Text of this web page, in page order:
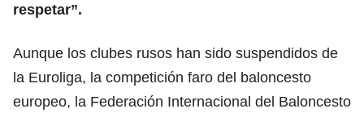
respetar”.
Aunque los clubes rusos han sido suspendidos de
la Euroliga, la competición faro del baloncesto
europeo, la Federación Internacional del Baloncesto